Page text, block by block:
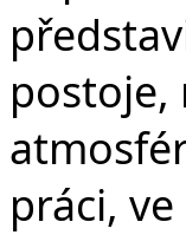
postoje,
práci,